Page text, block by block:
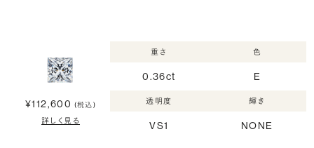
¥112,600 (税込)
詳しく見る
重さ
0.36ct
色
E
透明度
VS1
輝き
NONE